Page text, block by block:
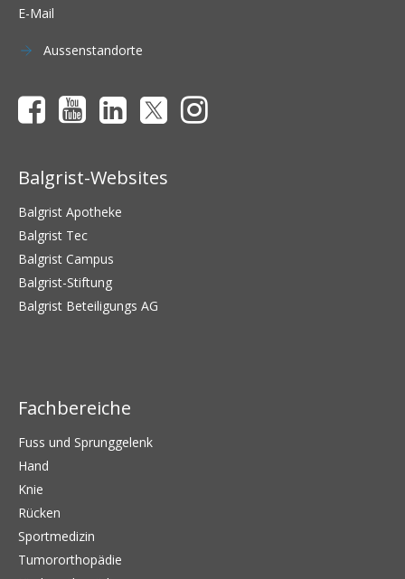
E-Mail
Aussenstandorte
Balgrist-Websites
Balgrist Apotheke
Balgrist Tec
Balgrist Campus
Balgrist-Stiftung
Balgrist Beteiligungs AG
Fachbereiche
Fuss und Sprunggelenk
Hand
Knie
Rücken
Sportmedizin
Tumororthopädie